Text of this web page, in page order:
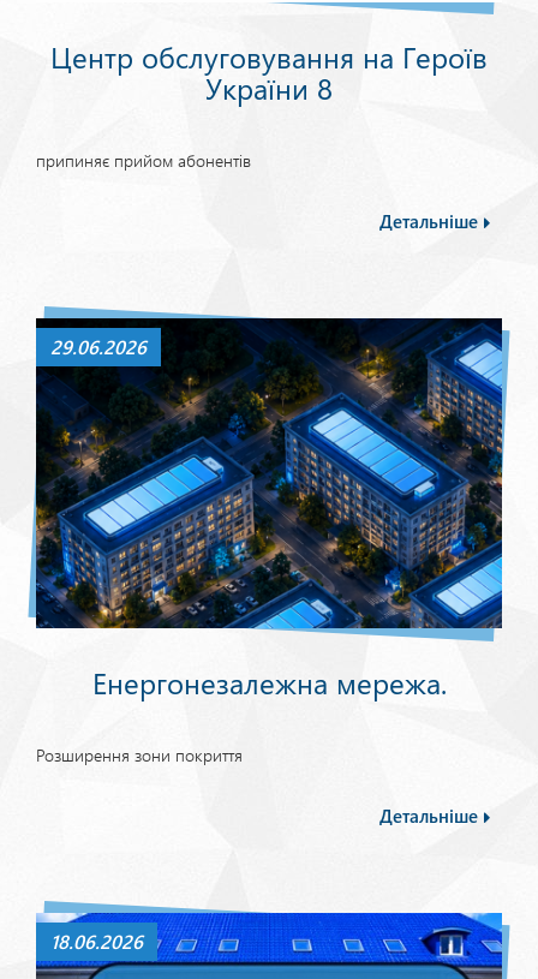
Центр обслуговування на Героїв
України 8
припиняє прийом абонентів
Детальніше
29.06.2026
Енергонезалежна мережа.
Розширення зони покриття
Детальніше
18.06.2026